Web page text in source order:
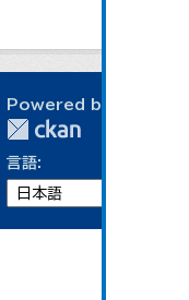
Powered by
言語